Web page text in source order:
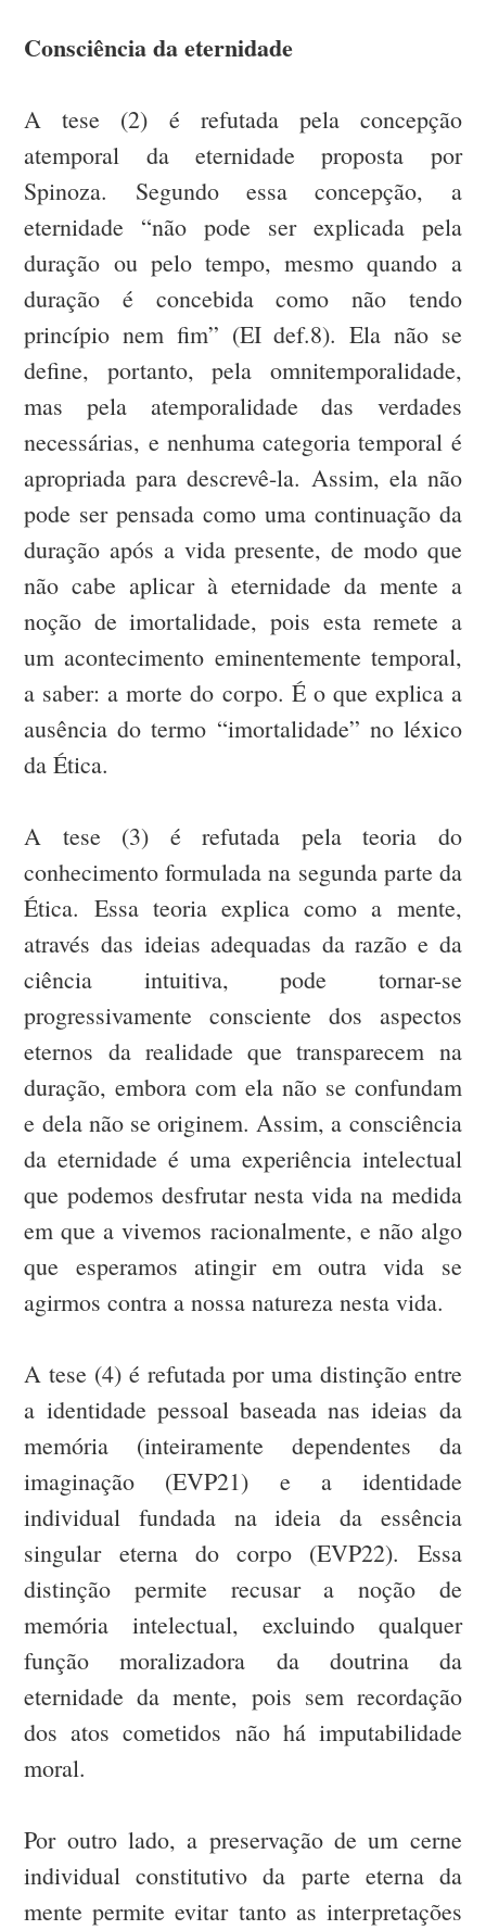
Consciência da eternidade
A tese (2) é refutada pela concepção
atemporal da eternidade proposta por
Spinoza. Segundo essa concepção, a
eternidade “não pode ser explicada pela
duração ou pelo tempo, mesmo quando a
duração é concebida como não tendo
princípio nem fim” (EI def.8). Ela não se
define, portanto, pela omnitemporalidade,
mas pela atemporalidade das verdades
necessárias, e nenhuma categoria temporal é
apropriada para descrevê-la. Assim, ela não
pode ser pensada como uma continuação da
duração após a vida presente, de modo que
não cabe aplicar à eternidade da mente a
noção de imortalidade, pois esta remete a
um acontecimento eminentemente temporal,
a saber: a morte do corpo. É o que explica a
ausência do termo “imortalidade” no léxico
da Ética.
A tese (3) é refutada pela teoria do
conhecimento formulada na segunda parte da
Ética. Essa teoria explica como a mente,
através das ideias adequadas da razão e da
ciência intuitiva, pode tornar-se
progressivamente consciente dos aspectos
eternos da realidade que transparecem na
duração, embora com ela não se confundam
e dela não se originem. Assim, a consciência
da eternidade é uma experiência intelectual
que podemos desfrutar nesta vida na medida
em que a vivemos racionalmente, e não algo
que esperamos atingir em outra vida se
agirmos contra a nossa natureza nesta vida.
A tese (4) é refutada por uma distinção entre
a identidade pessoal baseada nas ideias da
memória (inteiramente dependentes da
imaginação (EVP21) e a identidade
individual fundada na ideia da essência
singular eterna do corpo (EVP22). Essa
distinção permite recusar a noção de
memória intelectual, excluindo qualquer
função moralizadora da doutrina da
eternidade da mente, pois sem recordação
dos atos cometidos não há imputabilidade
moral.
Por outro lado, a preservação de um cerne
individual constitutivo da parte eterna da
mente permite evitar tanto as interpretações